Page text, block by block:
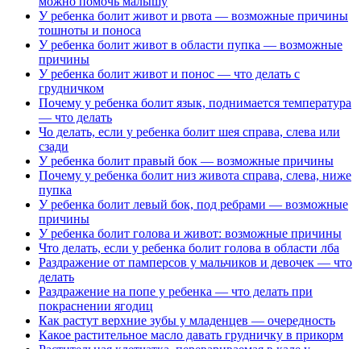
У ребенка болит живот и рвота — возможные причины
тошноты и поноса
У ребенка болит живот в области пупка — возможные
причины
У ребенка болит живот и понос — что делать с
грудничком
Почему у ребенка болит язык, поднимается температура
— что делать
Чо делать, если у ребенка болит шея справа, слева или
сзади
У ребенка болит правый бок — возможные причины
Почему у ребенка болит низ живота справа, слева, ниже
пупка
У ребенка болит левый бок, под ребрами — возможные
причины
У ребенка болит голова и живот: возможные причины
Что делать, если у ребенка болит голова в области лба
Раздражение от памперсов у мальчиков и девочек — что
делать
Раздражение на попе у ребенка — что делать при
покраснении ягодиц
Как растут верхние зубы у младенцев — очередность
Какое растительное масло давать грудничку в прикорм